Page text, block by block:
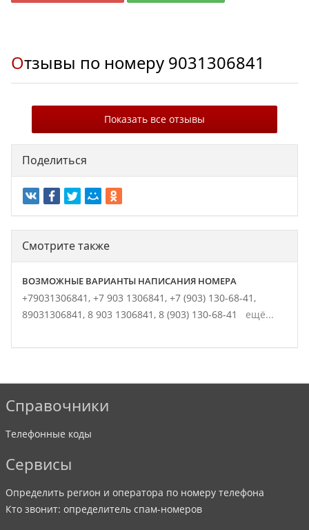
Отзывы по номеру 9031306841
Показать все отзывы
Поделиться
Смотрите также
ВОЗМОЖНЫЕ ВАРИАНТЫ НАПИСАНИЯ НОМЕРА
+79031306841, +7 903 1306841, +7 (903) 130-68-41,
89031306841, 8 903 1306841, 8 (903) 130-68-41 ещё...
Справочники
Телефонные коды
Сервисы
Определить регион и оператора по номеру телефона
Кто звонит: определитель спам-номеров